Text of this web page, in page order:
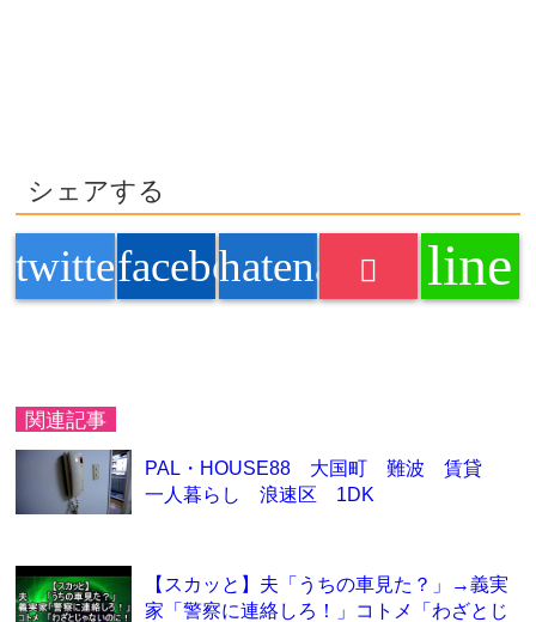
シェアする
twitterfacebookhatenabookmark
line
関連記事
PAL・HOUSE88 大国町 難波 賃貸
一人暮らし 浪速区 1DK
【スカッと】夫「うちの車見た？」→義実
家「警察に連絡しろ！」コトメ「わざとじ